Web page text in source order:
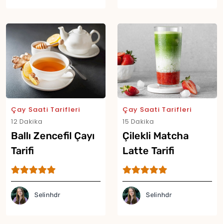
Çay Saati Tarifleri
12 Dakika
Ballı Zencefil Çayı
Tarifi
Selinhdr
Çay Saati Tarifleri
15 Dakika
Çilekli Matcha
Latte Tarifi
Selinhdr